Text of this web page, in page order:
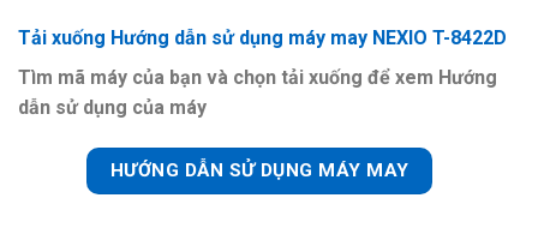
Tải xuống Hướng dẫn sử dụng máy may NEXIO T-8422D
Tìm mã máy của bạn và chọn tải xuống để xem Hướng
dẫn sử dụng của máy
HƯỚNG DẪN SỬ DỤNG MÁY MAY